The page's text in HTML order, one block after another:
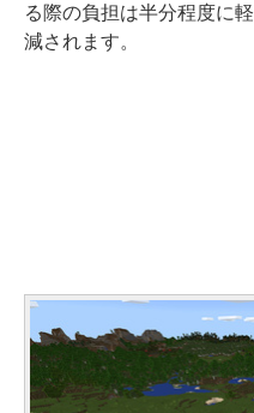
る際の負担は半分程度に軽
減されます。